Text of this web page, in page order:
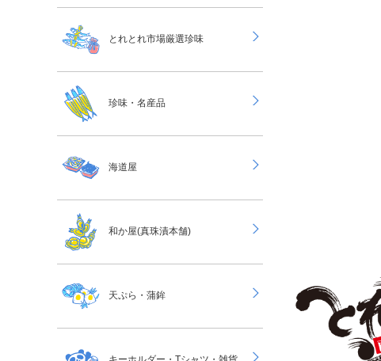
とれとれ市場厳選珍味
珍味・名産品
海道屋
和か屋(真珠漬本舗)
天ぷら・蒲鉾